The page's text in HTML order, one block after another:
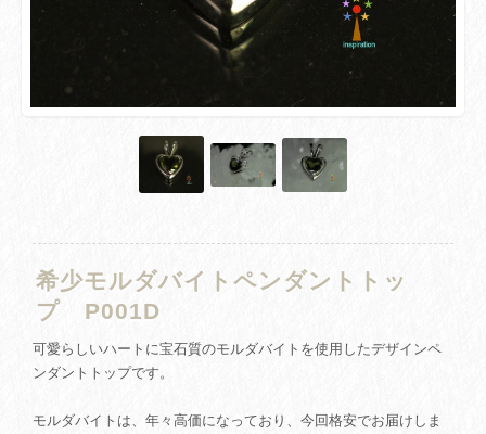
希少モルダバイトペンダントトッ
プ P001D
可愛らしいハートに宝石質のモルダバイトを使用したデザインペ
ンダントトップです。
モルダバイトは、年々高価になっており、今回格安でお届けしま